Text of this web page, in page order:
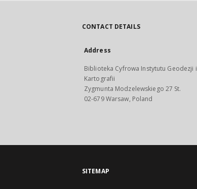
CONTACT DETAILS
Address
Biblioteka Cyfrowa Instytutu Geodezji i
Kartografii
Zygmunta Modzelewskiego 27 St.
02-679 Warsaw, Poland
SITEMAP